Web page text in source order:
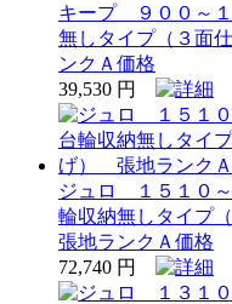
キープ ９００～
無しタイプ（３面
ンクＡ価格
39,530 円
ジュロ １５１０
輪収納無しタイプ
張地ランクＡ価格
72,740 円